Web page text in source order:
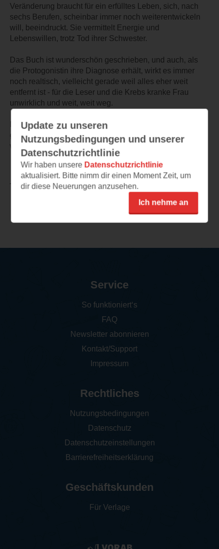
Veränderung braucht für ein erfülltes Leben, sich, nach
sechs Berufen, scheinbar immer noch weiterentwickeln
will, beeindruckt. Sie vermittelt Energie und
Lebenswillen, trotz Tod ihrer Schwester.
Das Buch ist wunderschön geschrieben, und auch, als
die Protogonistin ihre Diagnose erhält, wirkt es immer
noch realtisch, vielleicht gerade weil alles eher weit
entfernt ist - für die Leser und die Krebs kranke Frau
unwirklich und weit, weit weg.
Mich hat die Leseprobe sehr überzeugt. Die Geschichte
geht ans Herz und ich möchte unbedingt wissen, wie es
weiter geht!
TEILEN
Update zu unseren
Nutzungsbedingungen und unserer
Datenschutzrichtlinie
Wir haben unsere Datenschutzrichtlinie
aktualisiert. Bitte nimm dir einen Moment Zeit, um
dir diese Neuerungen anzusehen.
Ich nehme an
Service
So funktioniert‘s
FAQ
Newsletter abonnieren
Kontakt/Support
Impressum
Rechtliches
Nutzungsbedingungen
Datenschutz
Datenschutzeinstellungen
Barrierefreiheitserklärung
Geschäftskunden
Für Verlage